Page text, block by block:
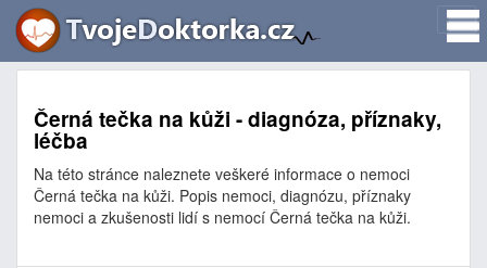
Černá tečka na kůži - diagnóza, příznaky,
léčba
Na této stránce naleznete veškeré informace o nemoci
Černá tečka na kůži. Popis nemoci, diagnózu, příznaky
nemoci a zkušenosti lidí s nemocí Černá tečka na kůži.